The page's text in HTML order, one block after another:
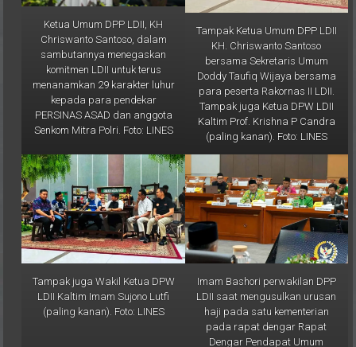
Ketua Umum DPP LDII, KH
Chriswanto Santoso, dalam
sambutannya menegaskan
komitmen LDII untuk terus
menanamkan 29 karakter luhur
kepada para pendekar
PERSINAS ASAD dan anggota
Senkom Mitra Polri. Foto: LINES
Tampak Ketua Umum DPP LDII
KH. Chriswanto Santoso
bersama Sekretaris Umum
Doddy Taufiq Wijaya bersama
para peserta Rakornas II LDII.
Tampak juga Ketua DPW LDII
Kaltim Prof. Krishna P Candra
(paling kanan). Foto: LINES
Tampak juga Wakil Ketua DPW
LDII Kaltim Imam Sujono Lutfi
(paling kanan). Foto: LINES
Imam Bashori perwakilan DPP
LDII saat mengusulkan urusan
haji pada satu kementerian
pada rapat dengar Rapat
Dengar Pendapat Umum
(RDPU) yang diselenggarakan